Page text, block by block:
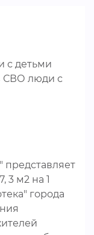
с детьми
СВО люди с
представляет
3 м2 на 1
города